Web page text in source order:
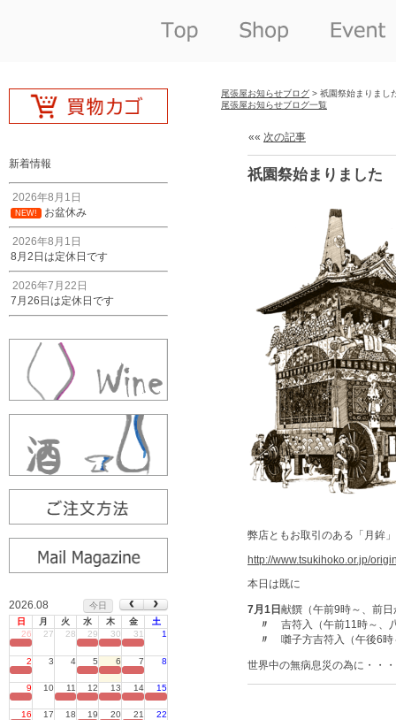
新着情報
2026年8月1日
NEW! お盆休み
2026年8月1日
8月2日は定休日です
2026年7月22日
7月26日は定休日です
2026.08
今日
日
月 火 水 木 金
土
26
27 28 29 30 31 1
2 3 4 5 6 7 8
9 10 11 12 13 14 15
16 17 18 19 20 21 22
尾張屋お知らせブログ > 祇園祭始まりまし
尾張屋お知らせブログ一覧
«« 次の記事
祇園祭始まりました
弊店ともお取引のある「月
http://www.tsukihoko.or.jp/
本日は既に
7月1日 献饌（午前9時～、前
〃
吉符入（午前11時～、
〃
囃子方吉符入（午後6
世界中の無病息災の為に・・